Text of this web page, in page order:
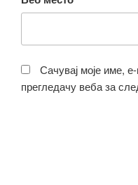
Сачувај моје име,
прегледачу веба за